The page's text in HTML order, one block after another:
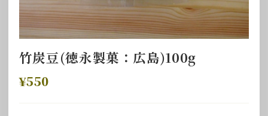
竹炭豆(徳永製菓：広島)100g
¥550